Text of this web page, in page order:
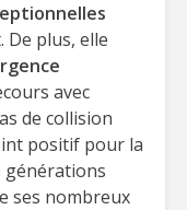
De plus, elle
avec
de collision
positif pour la
générations
ses nombreux